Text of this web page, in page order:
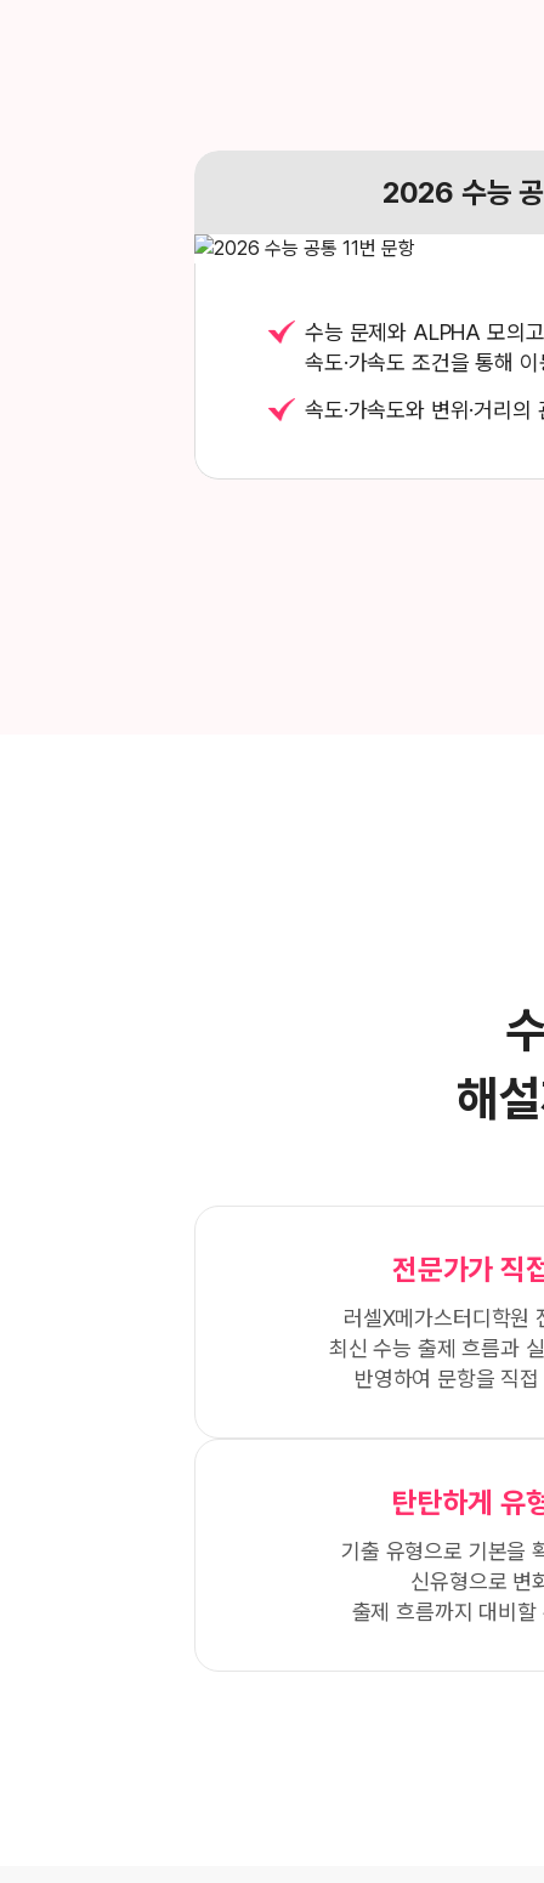
2026 수능
수능 문제와 ALPHA 모의
속도·가속도 조건을 통해
속도·가속도와 변위·거리
해
전문가가 직
러셀X메가스터디학원
최신 수능 출제 흐름과
반영하여 문항을 직
탄탄하게 유
기출 유형으로 기본을
신유형으로 변
출제 흐름까지 대비할